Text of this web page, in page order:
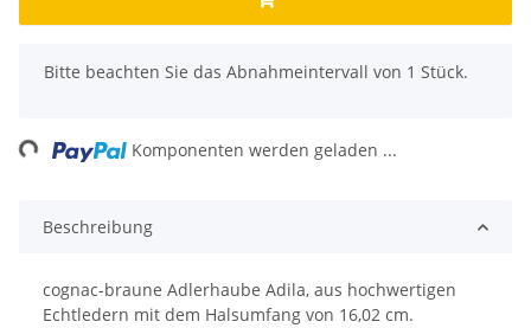
x
Bitte beachten Sie das Abnahmeintervall von 1 Stück.
Komponenten werden geladen ...
Beschreibung
cognac-braune Adlerhaube Adila, aus hochwertigen
Echtledern mit dem Halsumfang von 16,02 cm.